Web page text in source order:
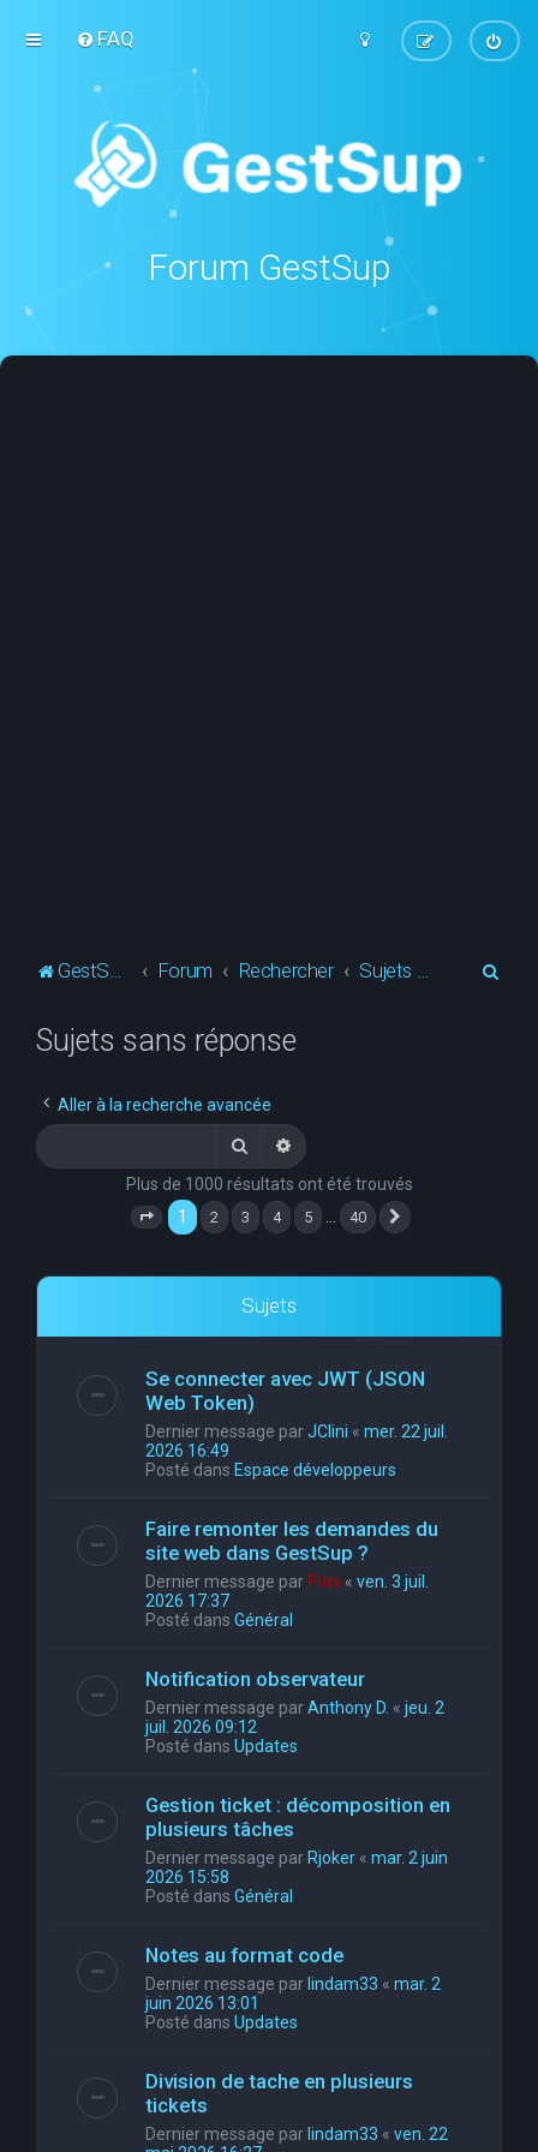
FAQ
Forum GestSup
GestSup.fr Forum Rechercher
Sujets sans réponse
Aller à la recherche avancée
RechercherRecherche avancée
Plus de 1000 résultats ont été trouvés
Page 1 sur 40
1 2 3 4 5 40
Sujets
Se connecter avec JWT (JSON
Web Token)
Dernier message parJClini « mer. 22 juil.
2026 16:49
Posté dans Espace développeurs
Faire remonter les demandes du
site web dans GestSup ?
Dernier message par Flox « ven. 3 juil.
2026 17:37
Posté dans Général
Notification observateur
Dernier message parAnthony D. « jeu. 2
juil. 2026 09:12
Posté dans Updates
Gestion ticket : décomposition en
plusieurs tâches
Dernier message parRjoker « mar. 2 juin
2026 15:58
Posté dans Général
Notes au format code
Dernier message parlindam33 « mar. 2
juin 2026 13:01
Posté dans Updates
Division de tache en plusieurs
tickets
Dernier message parlindam33 « ven. 22